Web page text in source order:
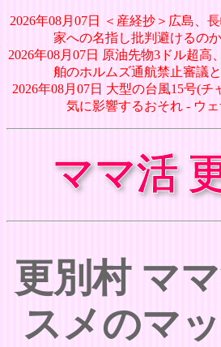
2026年08月07日 ＜産経抄＞広島、
家への名指し批判避けるの
2026年08月07日 原油先物3ドル超高
舶のホルムズ通航禁止審議
2026年08月07日 大型の台風15号(
気に影響するおそれ - ウ
ママ活
更別村 マ
スメのマ